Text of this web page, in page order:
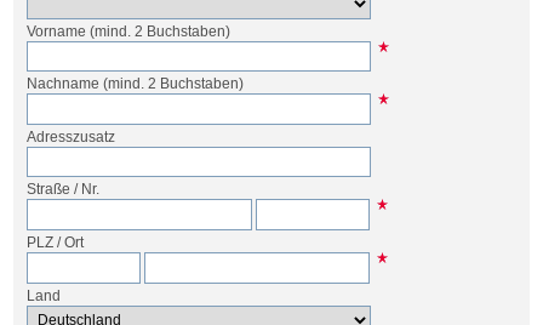
Vorname (mind. 2 Buchstaben)
Nachname (mind. 2 Buchstaben)
Adresszusatz
Straße / Nr.
PLZ/Ort
Land